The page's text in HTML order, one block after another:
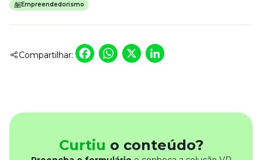
Empreendedorismo
Compartilhar: Facebook
WhatsApp
X
Curtiu o conteúdo?